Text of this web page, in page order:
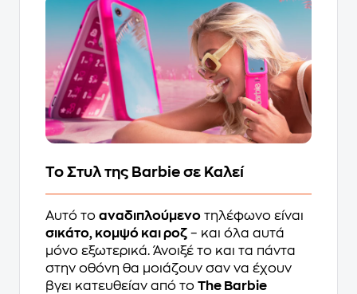
Το Στυλ της Barbie σε Καλεί
Αυτό το αναδιπλούμενο τηλέφωνο είναι
σικάτο, κομψό και ροζ – και όλα αυτά
μόνο εξωτερικά. Άνοιξέ το και τα πάντα
στην οθόνη θα μοιάζουν σαν να έχουν
βγει κατευθείαν από το The Barbie